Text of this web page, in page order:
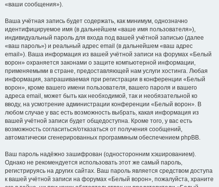
«ваши сообщения»).
Ваша учётная запись будет содержать, как минимум, однозначно
идентифицируемое имя (в дальнейшем «ваше имя пользователя»),
индивидуальный пароль для входа под вашей учётной записью (далее
«ваш пароль») и реальный адрес email (в дальнейшем «ваш адрес
email»). Ваша информация из вашей учётной записи на форумах «Белый
ворон» охраняется законами о защите компьютерной информации,
применяемыми в стране, предоставляющей нам услуги хостинга. Любая
информация, запрашиваемая при регистрации в конференции «Белый
ворон», кроме вашего имени пользователя, вашего пароля и вашего
адреса email, может быть как необходимой, так и необязательной ко
вводу, на усмотрение администрации конференции «Белый ворон». В
любом случае у вас есть возможность выбрать, какая информация из
вашей учётной записи будет общедоступна. Кроме того, у вас есть
возможность согласиться/отказаться от получения сообщений,
автоматически сгенерированных программным обеспечением phpBB.
Ваш пароль надёжно зашифрован (односторонним хэшированием).
Однако не рекомендуется использовать этот же самый пароль,
регистрируясь на других сайтах. Ваш пароль является средством доступа
к вашей учётной записи на форумах «Белый ворон», пожалуйста, храните